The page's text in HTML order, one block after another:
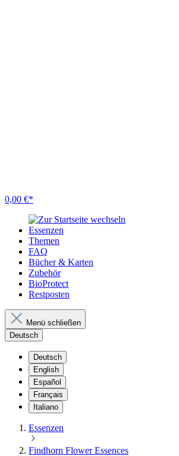
0,00 €*
Essenzen
Themen
FAQ
Bücher & Karten
Zubehör
BioProtect
Restposten
Menü schließen
Deutsch
Deutsch
English
Español
Français
Italiano
Essenzen
Findhorn Flower Essences